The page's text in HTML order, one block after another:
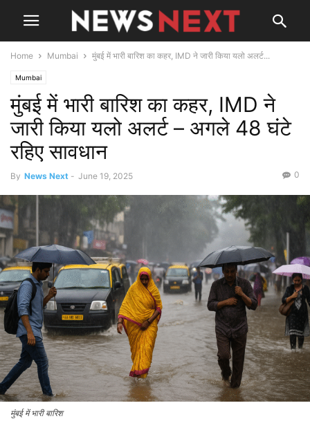
Home Mumbai मुंबई में भारी बारिश का कहर, IMD ने जारी किया यलो अलर्ट...
Mumbai
मुंबई में भारी बारिश का कहर, IMD ने
जारी किया यलो अलर्ट – अगले 48 घंटे
रहिए सावधान
By News Next - June 19, 2025 0
मुंबई में भारी बारिश